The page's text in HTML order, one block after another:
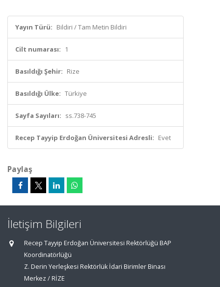
Yayın Türü: Bildiri / Tam Metin Bildiri
Cilt numarası: 1
Basıldığı Şehir: Rize
Basıldığı Ülke: Türkiye
Sayfa Sayıları: ss.738-745
Recep Tayyip Erdoğan Üniversitesi Adresli: Evet
Paylaş
İletişim Bilgileri
Recep Tayyip Erdoğan Üniversitesi Rektörlüğü BAP
Koordinatörlüğü
Z. Derin Yerleşkesi Rektörlük İdari Birimler Binası
Merkez / RİZE